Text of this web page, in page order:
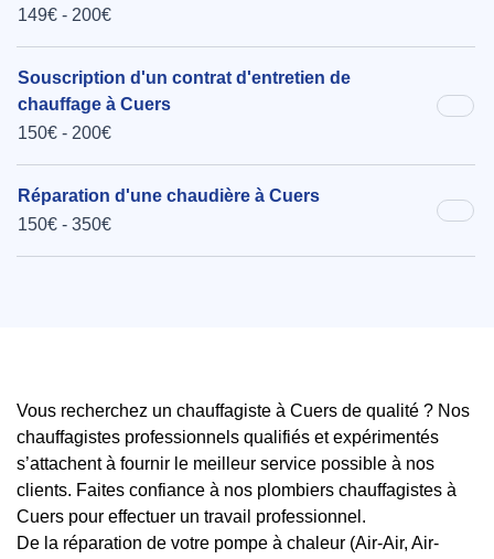
149€ - 200€
Souscription d'un contrat d'entretien de
chauffage à Cuers
150€ - 200€
Réparation d'une chaudière à Cuers
150€ - 350€
Vous recherchez un chauffagiste à Cuers de qualité ? Nos
chauffagistes professionnels qualifiés et expérimentés
s’attachent à fournir le meilleur service possible à nos
clients. Faites confiance à nos plombiers chauffagistes à
Cuers pour effectuer un travail professionnel.
De la réparation de votre pompe à chaleur (Air-Air, Air-